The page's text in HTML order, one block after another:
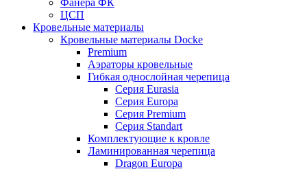
ЦСП
Кровельные материалы
Кровельные материалы Docke
Premium
Аэраторы кровельные
Гибкая однослойная черепица
Серия Eurasia
Серия Europa
Серия Premium
Серия Standart
Комплектующие к кровле
Ламинированная черепица
Dragon Europa